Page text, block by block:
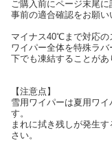
ご購入前にページ末尾に
事前の適合確認をお願い
マイナス40℃まで対応の
ワイパー全体を特殊ラ
下でも凍結することがあ
【注意点】
雪用ワイパーは夏用ワ
す。
まれに拭き残しが発生
さい。